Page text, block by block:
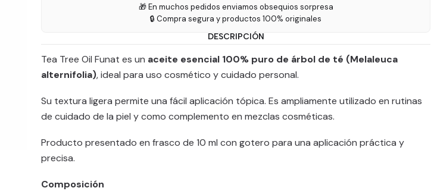
🎁 En muchos pedidos enviamos obsequios sorpresa
🔒 Compra segura y productos 100% originales
DESCRIPCIÓN
Tea Tree Oil Funat es un aceite esencial 100% puro de árbol de té (Melaleuca
alternifolia), ideal para uso cosmético y cuidado personal.
Su textura ligera permite una fácil aplicación tópica. Es ampliamente utilizado en rutinas
de cuidado de la piel y como complemento en mezclas cosméticas.
Producto presentado en frasco de 10 ml con gotero para una aplicación práctica y
precisa.
Composición